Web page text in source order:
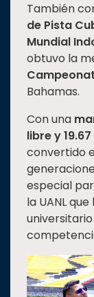
También
de Pista
Mundial
obtuvo la
Bahamas.
Con una
libre y
convertido
especial
la UANL